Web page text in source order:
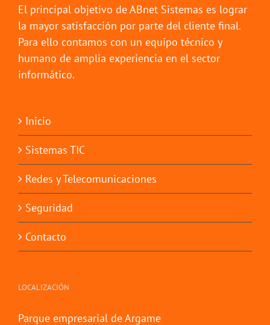
El principal objetivo de ABnet Sistemas es lograr
la mayor satisfacción por parte del cliente final.
Para ello contamos con un equipo técnico y
humano de amplia experiencia en el sector
informático.
Inicio
Sistemas TIC
Redes y Telecomunicaciones
Seguridad
Contacto
LOCALIZACIÓN
Parque empresarial de Argame